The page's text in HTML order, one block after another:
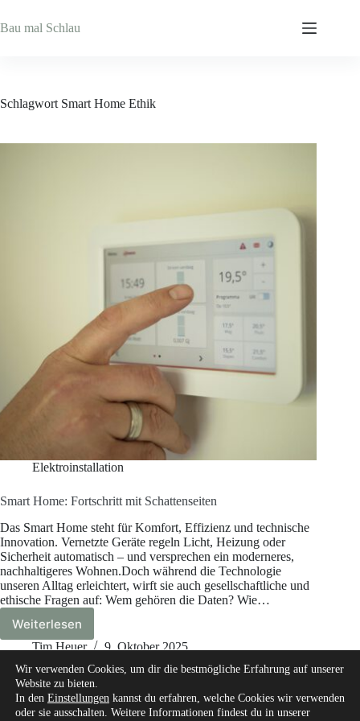
Inhalt
springen
Bau mal Schlau
Schlagwort Smart Home Ethik
Elektroinstallation
Smart Home: Fortschritt mit Schattenseiten
Das Smart Home steht für Komfort, Effizienz und technische
Innovation. Vernetzte Geräte regeln Licht, Heizung oder
Sicherheit automatisch – und versprechen ein moderneres,
nachhaltigeres Wohnen.Doch während die Technologie
unseren Alltag erleichtert, wirft sie auch gesellschaftliche und
ethische Fragen auf: Wem gehören die Daten? Wie…
Weiterlesen
Smart
Home:
mit
Schattenseiten
Tim Heuer 9. Oktober 2025
Wir verwenden Cookies, um dir die bestmögliche Erfahrung auf unserer
Website zu bieten.
In den Einstellungen kannst du erfahren, welche Cookies wir verwenden
oder sie ausschalten. Weitere Informationen findest du in unserer